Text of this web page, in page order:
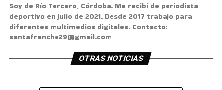
Soy de Río Tercero, Córdoba. Me recibí de periodista
deportivo en julio de 2021. Desde 2017 trabajo para
diferentes multimedios digitales. Contacto:
santafranche29@gmail.com
OTRAS NOTICIAS